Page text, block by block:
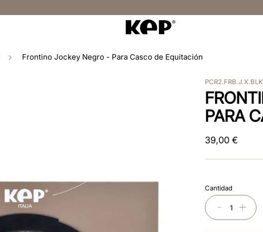
Frontino Jockey Negro - Para Casco de Equitación
PCR2.FRB.J.X.BLK
PARA
39,00 €
Cantidad
＋
－